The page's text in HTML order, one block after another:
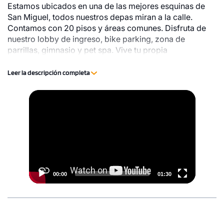
Estamos ubicados en una de las mejores esquinas de
San Miguel, todos nuestros depas miran a la calle.
Contamos con 20 pisos y áreas comunes. Disfruta de
nuestro lobby de ingreso, bike parking, zona de
parrillas, gimnasio y pet spa. Vive tu propia
Leer la descripción completa
Video
00:00 01:30